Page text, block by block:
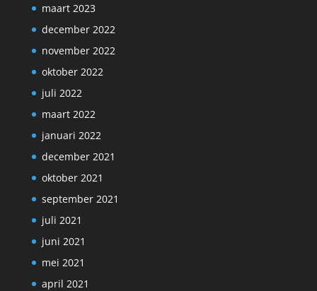
maart 2023
december 2022
november 2022
oktober 2022
juli 2022
maart 2022
januari 2022
december 2021
oktober 2021
september 2021
juli 2021
juni 2021
mei 2021
april 2021